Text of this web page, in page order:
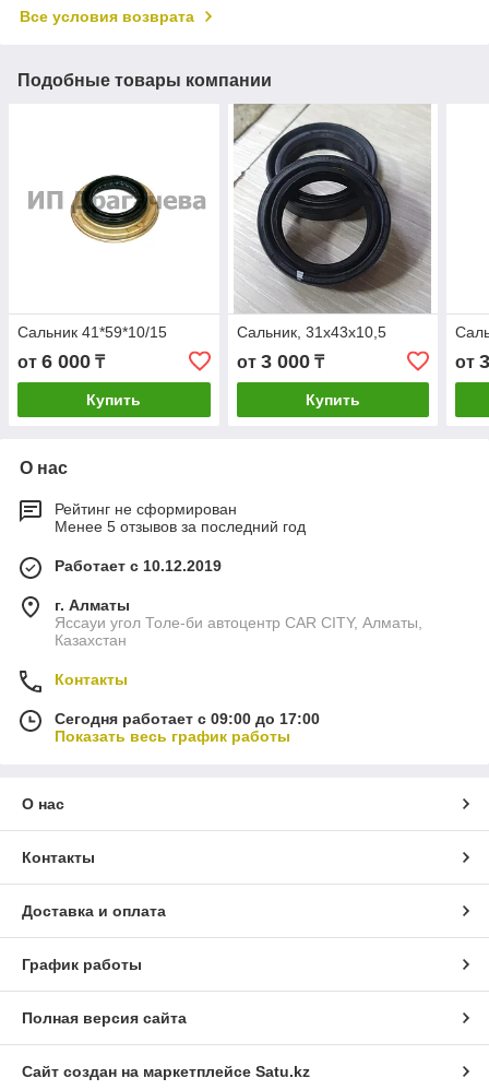
Все условия возврата
Подобные товары компании
Сальник 41*59*10/15
от 6 000 ₸
Купить
Сальник, 31х43х10,5
от 3 000₸
Купить
от
О нас
Рейтинг не сформирован
Менее 5 отзывов за последний год
Работает с 10.12.2019
г. Алматы
Яссауи угол Толе-би автоцентр CAR CITY, Алматы,
Казахстан
Контакты
Сегодня работает с 09:00 до 17:00
Показать весь график работы
О нас
Контакты
Доставка и оплата
График работы
Полная версия сайта
Сайт создан на маркетплейсе Satu.kz